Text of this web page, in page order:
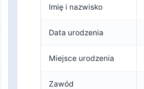
Imię i nazwisko
Data urodzenia
Miejsce urodzenia
Zawód